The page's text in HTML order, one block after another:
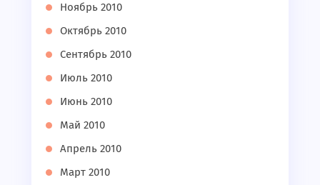
Ноябрь 2010
Октябрь 2010
Сентябрь 2010
Июль 2010
Июнь 2010
Май 2010
Апрель 2010
Март 2010